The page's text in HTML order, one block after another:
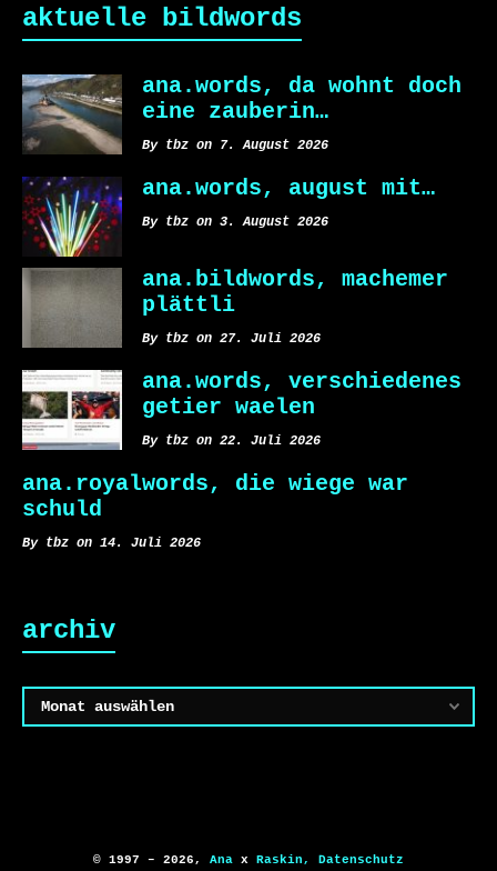
aktuelle bildwords
ana.words, da wohnt doch
eine zauberin…
By tbz on 7. August 2026
ana.words, august mit…
By tbz on 3. August 2026
ana.bildwords, machemer
plättli
By tbz on 27. Juli 2026
ana.words, verschiedenes
getier waelen
By tbz on 22. Juli 2026
ana.royalwords, die wiege war
schuld
By tbz on 14. Juli 2026
archiv
Archiv
© 1997 – 2026, Ana x Raskin, Datenschutz